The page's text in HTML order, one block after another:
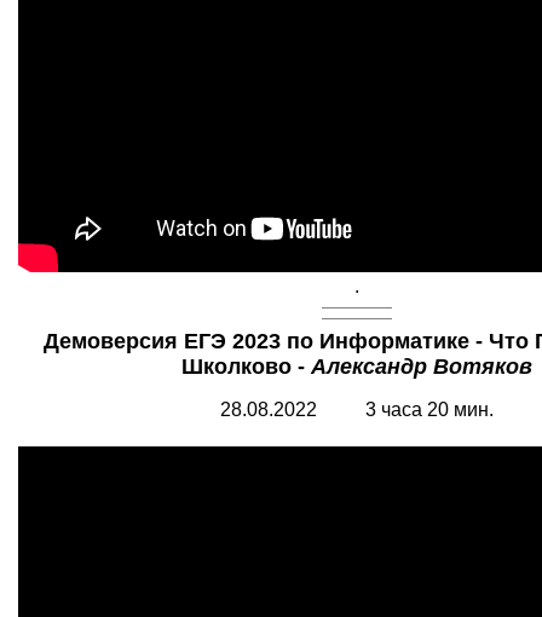
.
Демоверсия ЕГЭ 2023 по Информатике - Что
Школково -Александр Вотяков
28.08.2022 3 часа 20 мин.